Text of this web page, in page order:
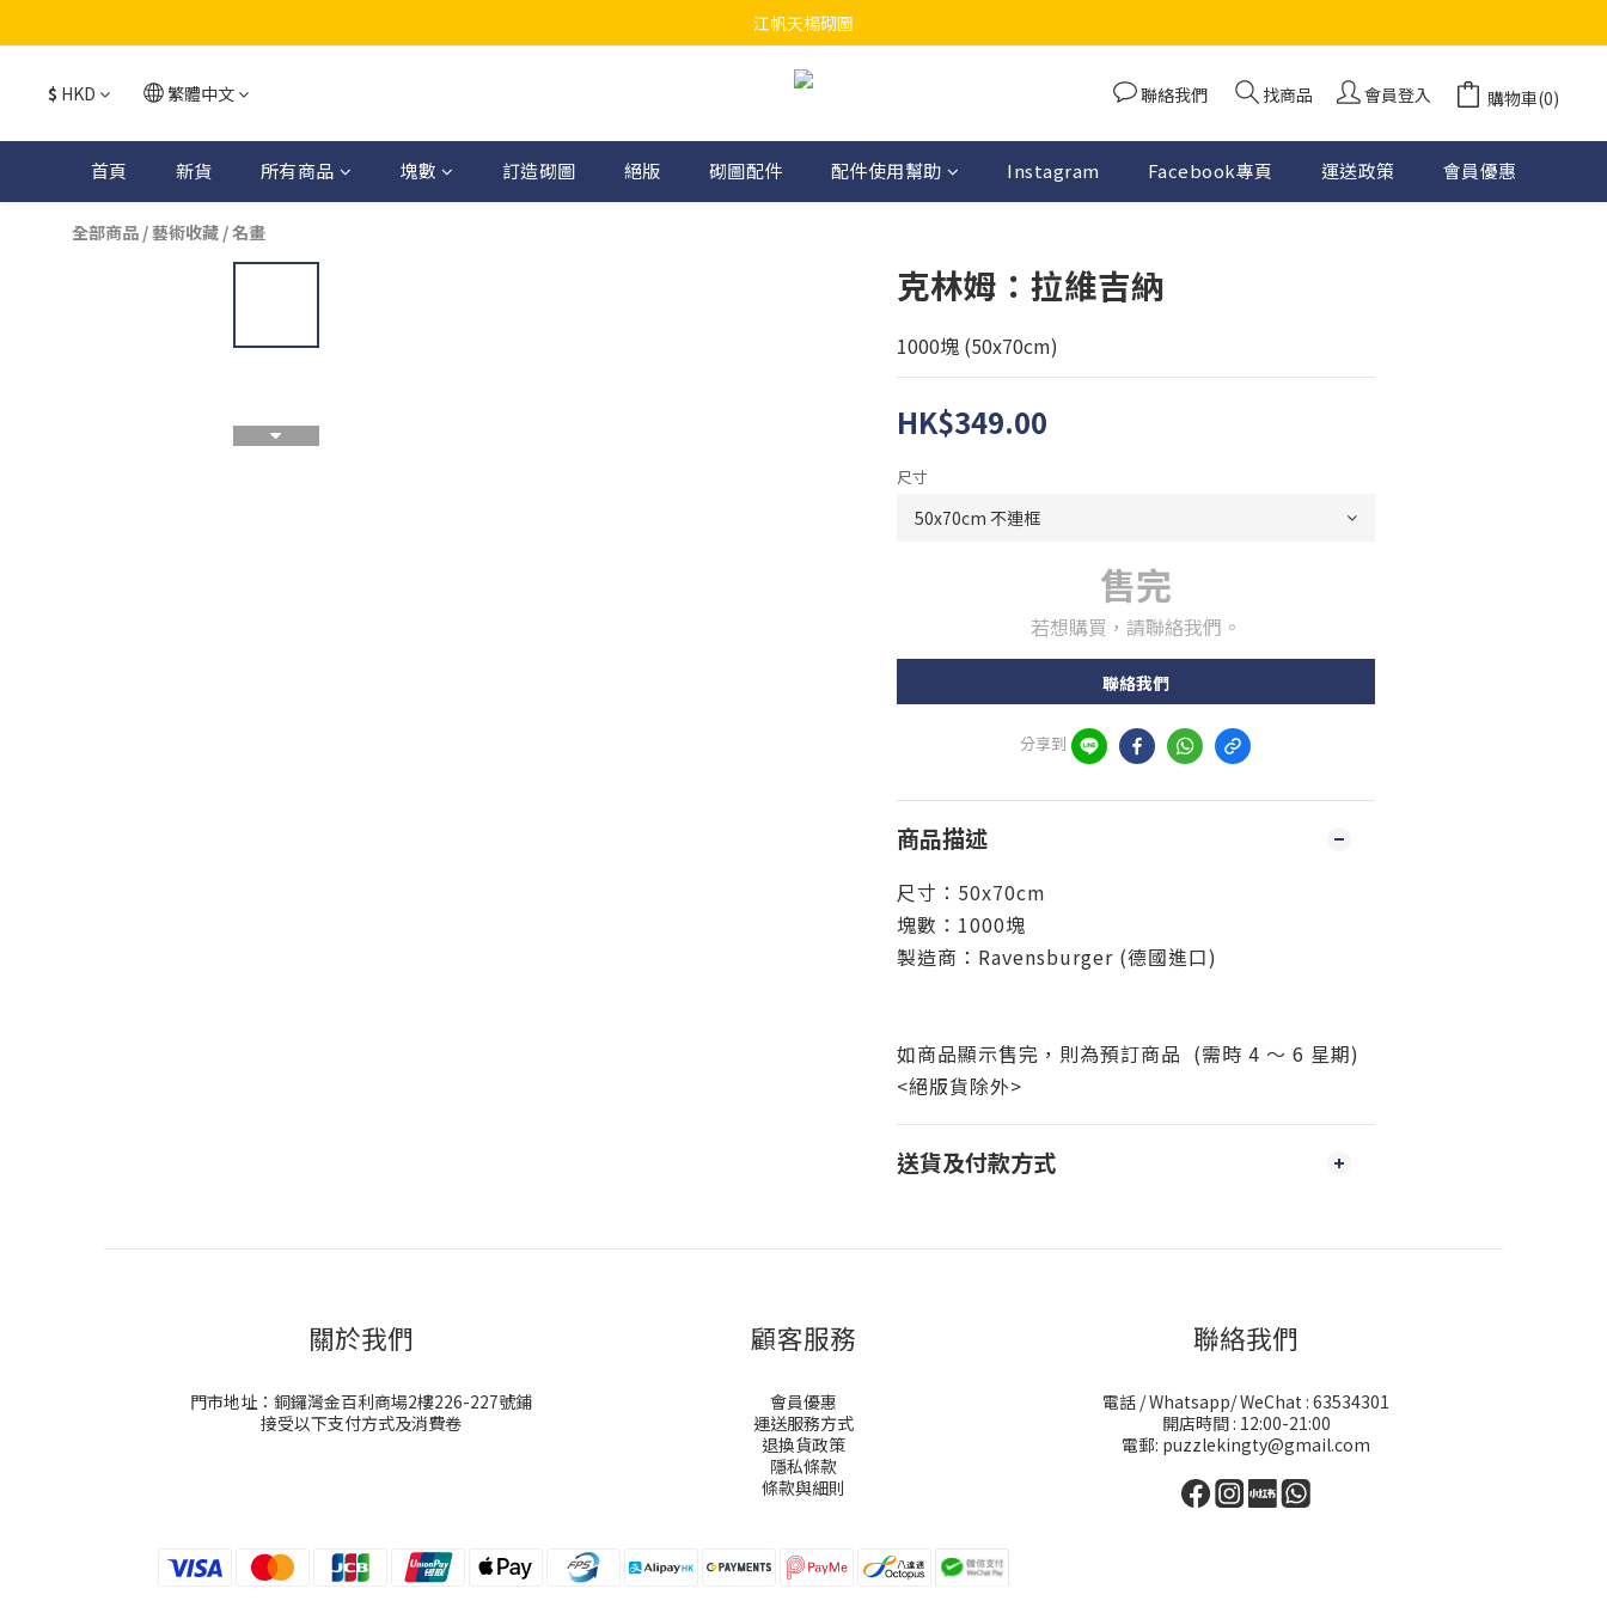
江帆天楊砌圖
江帆天楊砌圖
為你提供最全面砌圖
江帆天楊砌圖
$ HKD 繁體中文 聯絡我們 找商品 會員登入 購物車(0)
首頁 新貨 所有商品 塊數 訂造砌圖 絕版 砌圖配件 配件使用幫助 Instagram Facebook專頁 運送政策 會員優惠
全部商品 /藝術收藏 /名畫
克林姆：拉維吉納
1000塊 (50x70cm)
HK$349.00
尺寸
售完
若想購買，請聯絡我們。
聯絡我們
分享到
商品描述
尺寸：50x70cm
塊數：1000塊
製造商：Ravensburger (德國進口)
如商品顯示售完，則為預訂商品 (需時 4 ～ 6 星期)
<絕版貨除外>
送貨及付款方式
關於我們
門市地址：銅鑼灣金百利商場2樓226-227號鋪
接受以下支付方式及消費卷
顧客服務
會員優惠
運送服務方式
退換貨政策
隱私條款
條款與細則
聯絡我們
電話 / Whatsapp/ WeChat : 63534301
開店時間 : 12:00-21:00
電郵: puzzlekingty@gmail.com